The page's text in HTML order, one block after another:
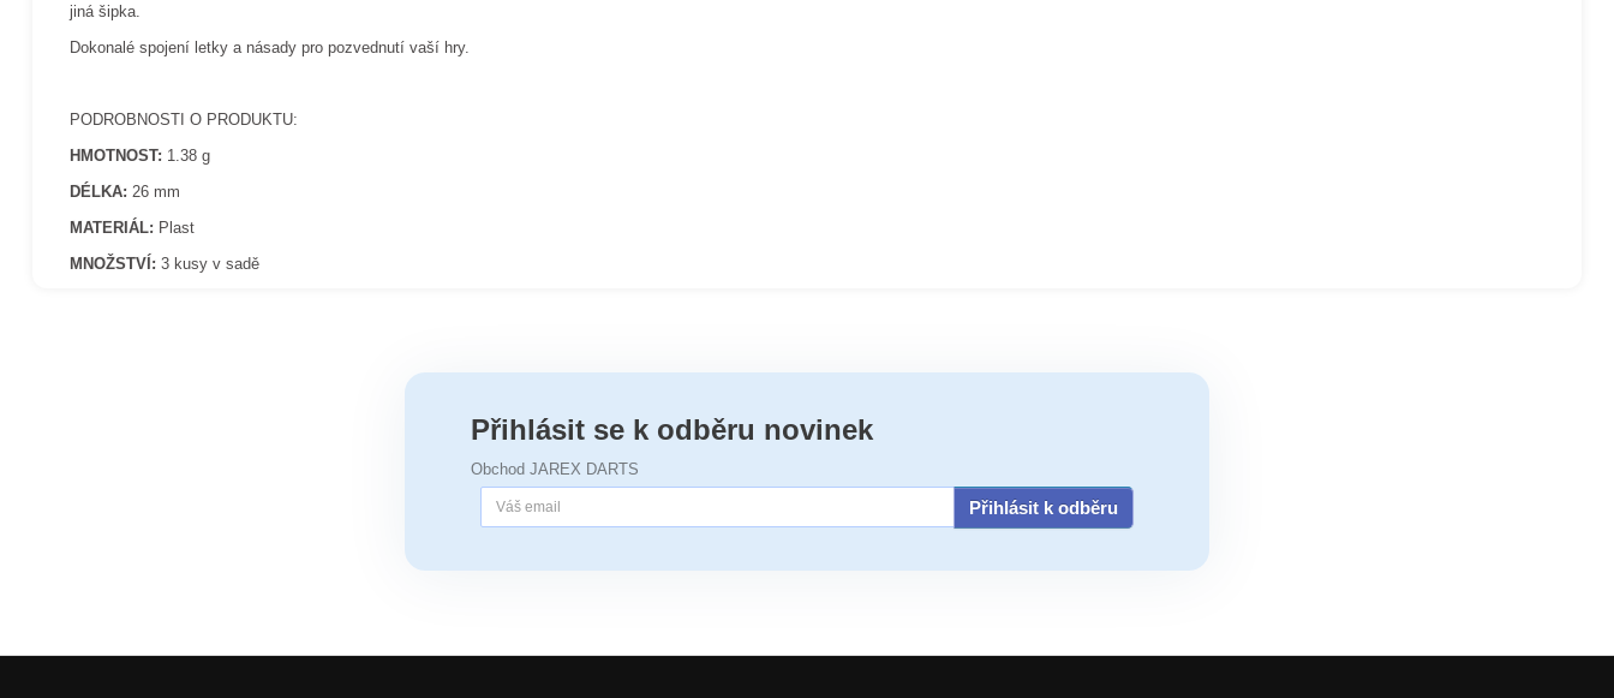
jiná šipka.
Dokonalé spojení letky a násady pro pozvednutí vaší hry.
PODROBNOSTI O PRODUKTU:
HMOTNOST:1.38 g
DÉLKA: 26 mm
MATERIÁL: Plast
MNOŽSTVÍ: 3 kusy v sadě
Přihlásit se k odběru novinek
Obchod JAREX DARTS
Přihlásit k odběru